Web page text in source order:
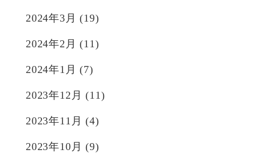
2024年3月 (19)
2024年2月 (11)
2024年1月 (7)
2023年12月 (11)
2023年11月 (4)
2023年10月 (9)